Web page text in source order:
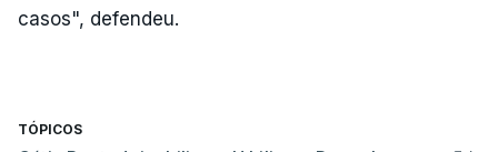
casos", defendeu.
TÓPICOS